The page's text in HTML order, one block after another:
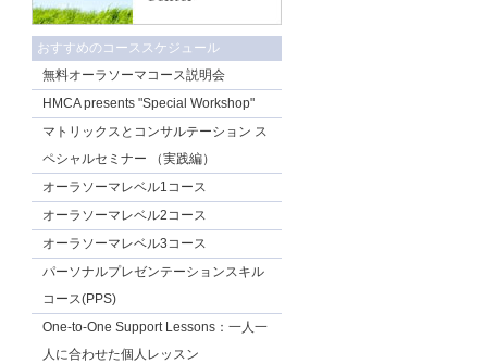
おすすめのコーススケジュール
無料オーラソーマコース説明会
HMCA presents "Special Workshop"
マトリックスとコンサルテーション ス
ペシャルセミナー （実践編）
オーラソーマレベル1コース
オーラソーマレベル2コース
オーラソーマレベル3コース
パーソナルプレゼンテーションスキル
コース(PPS)
One-to-One Support Lessons：一人一
人に合わせた個人レッスン